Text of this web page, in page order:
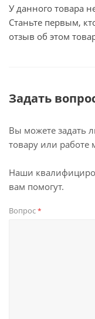
У данного товара
Станьте первым,
отзыв об этом
Задать
Вы можете задать
товару или работе
Наши
вам помогут.
Вопрос*